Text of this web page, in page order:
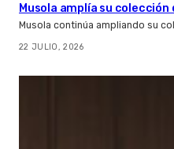
Musola amplía su
Musola continúa ampliando su
22 JULIO, 2026